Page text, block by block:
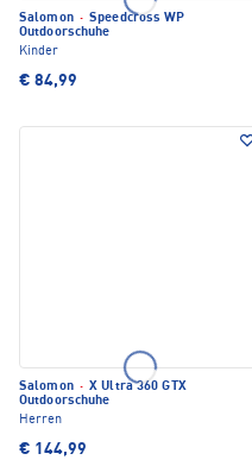
Salomon · Speedcross WP
Outdoorschuhe
Kinder
€ 84,99
Salomon · X Ultra 360 GTX
Outdoorschuhe
Herren
€ 144,99